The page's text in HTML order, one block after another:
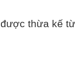
được thừa kế